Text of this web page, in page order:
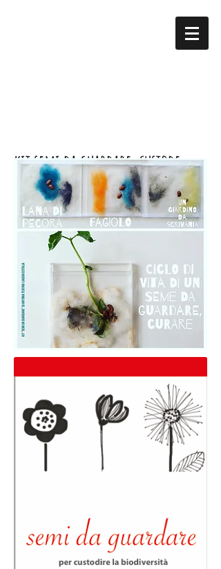
Studio ATeatino...ecoDlab
kit semi da guardare, custode
della biodiveristà